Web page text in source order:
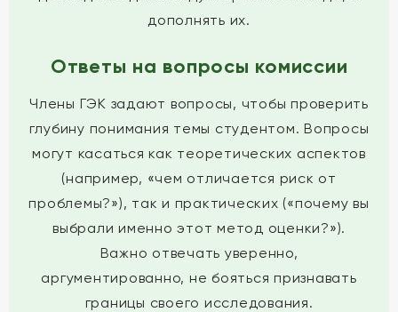
дополнять их.
Ответы на вопросы комиссии
Члены ГЭК задают вопросы, чтобы проверить
глубину понимания темы студентом. Вопросы
могут касаться как теоретических аспектов
(например, «чем отличается риск от
проблемы?»), так и практических («почему вы
выбрали именно этот метод оценки?»).
Важно отвечать уверенно,
аргументированно, не бояться признавать
границы своего исследования.